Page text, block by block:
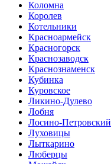
Коломна
Королев
Котельники
Красноармейск
Красногорск
Краснозаводск
Краснознаменск
Кубинка
Куровское
Ликино-Дулево
Лобня
Лосино-Петровский
Луховицы
Лыткарино
Люберцы